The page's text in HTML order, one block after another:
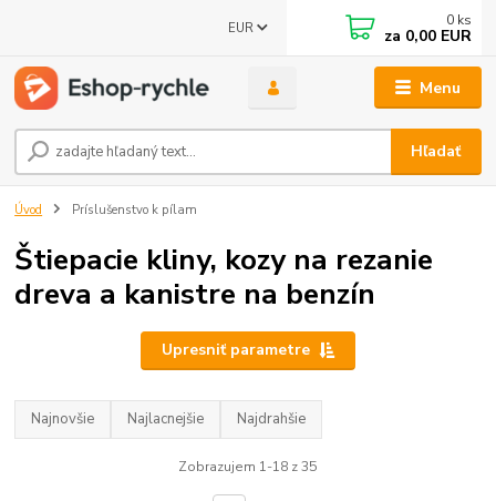
Menu
EUR
Hľadať
0 ks
za 0,00 EUR
Úvod Príslušenstvo k pílam
Štiepacie kliny, kozy na rezanie
dreva a kanistre na benzín
Upresniť parametre
Najnovšie Najlacnejšie Najdrahšie
Zobrazujem 1-18 z 35